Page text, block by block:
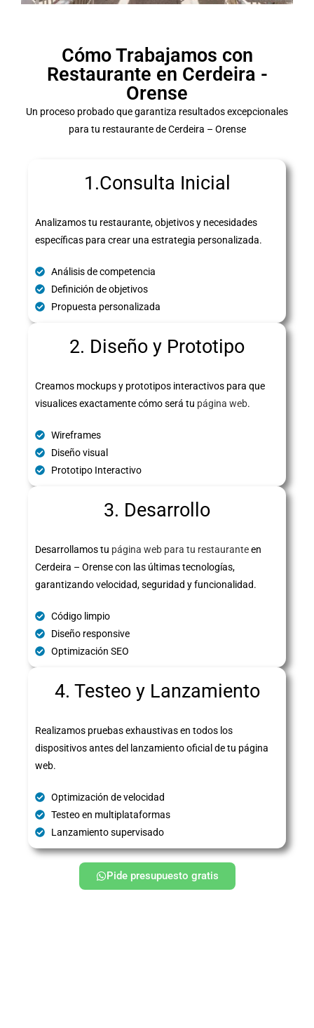
Cómo Trabajamos con
Restaurante en Cerdeira -
Orense
Un proceso probado que garantiza resultados excepcionales
para tu restaurante de Cerdeira – Orense
1.Consulta Inicial
Analizamos tu restaurante, objetivos y necesidades
específicas para crear una estrategia personalizada.
Análisis de competencia
Definición de objetivos
Propuesta personalizada
2. Diseño y Prototipo
Creamos mockups y prototipos interactivos para que
visualices exactamente cómo será tu página web.
Wireframes
Diseño visual
Prototipo Interactivo
3. Desarrollo
Desarrollamos tu página web para tu restauranteen
Cerdeira – Orense con las últimas tecnologías,
garantizando velocidad, seguridad y funcionalidad.
Código limpio
Diseño responsive
Optimización SEO
4. Testeo y Lanzamiento
Realizamos pruebas exhaustivas en todos los
dispositivos antes del lanzamiento oficial de tu página
web.
Optimización de velocidad
Testeo en multiplataformas
Lanzamiento supervisado
Pide presupuesto gratis